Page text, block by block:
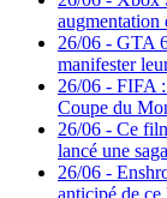
augmentation
26/06 - GTA
manifester
26/06 - FIFA :
Coupe du
26/06 - Ce
lancé une
26/06 -
anticipé de